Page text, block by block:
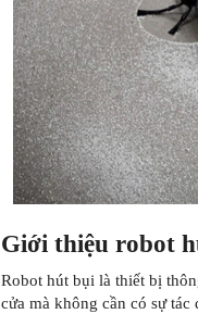
Giới thiệu robot
Robot hút bụi là thiết bị
cửa mà không cần có sự